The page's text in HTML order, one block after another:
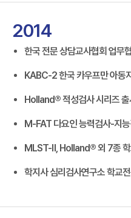
2014
한국 전문 상담교사협회 업무
KABC-2 한국 카우프만 아동
Holland® 적성검사 시리즈 출
M-FAT 다요인 능력검사-지능
MLST-Ⅱ, Holland® 외 7종 학
학지사 심리검사연구소 학교